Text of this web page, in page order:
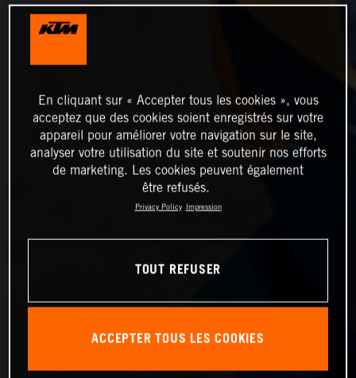
En cliquant sur « Accepter tous les cookies », vous
acceptez que des cookies soient enregistrés sur votre
appareil pour améliorer votre navigation sur le site,
analyser votre utilisation du site et soutenir nos efforts
de marketing. Les cookies peuvent également
être refusés.
Privacy Policy Impression
TOUT REFUSER
ACCEPTER TOUS LES COOKIES